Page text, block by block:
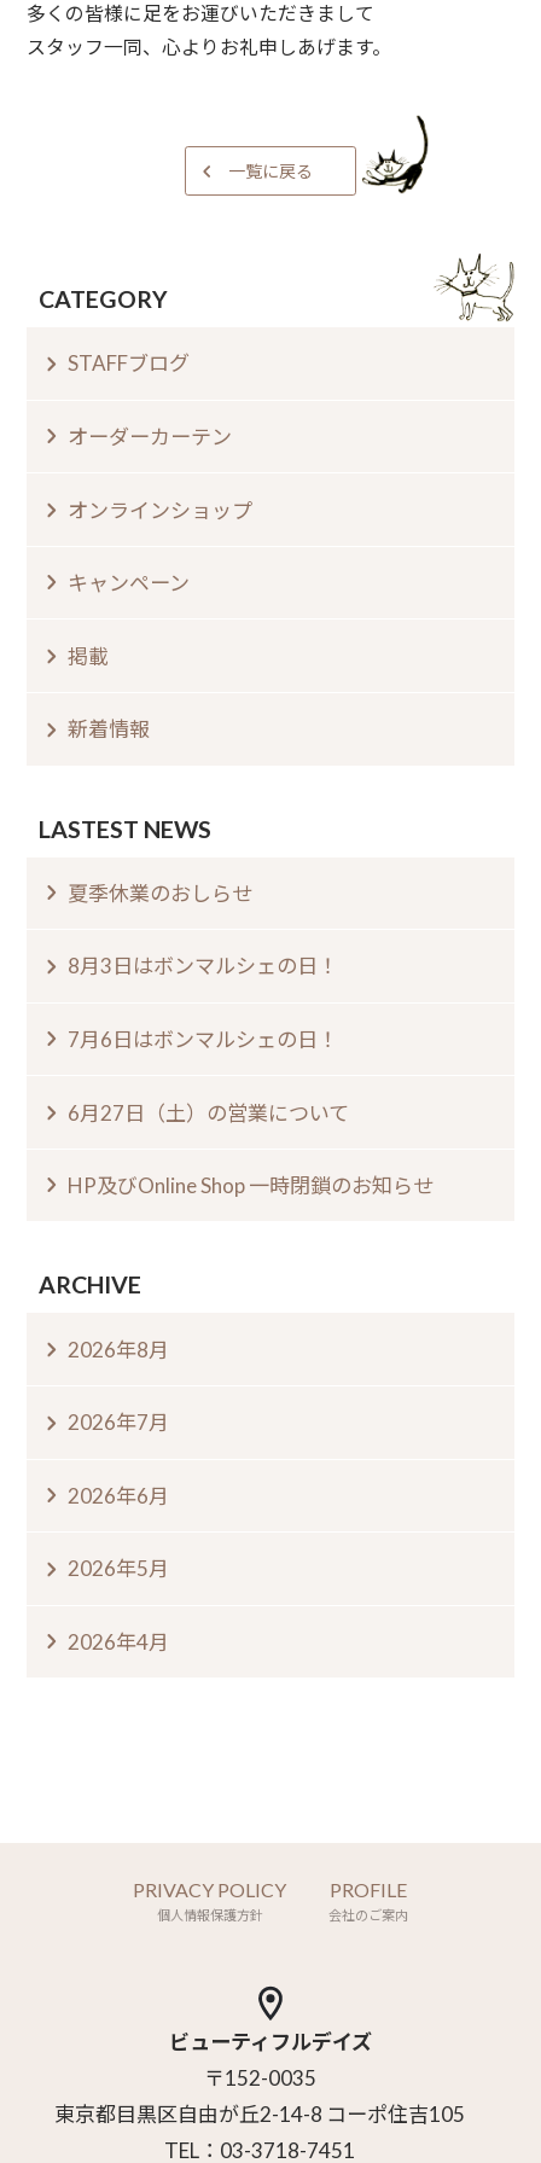
多くの皆様に足をお運びいただきまして
スタッフ一同、心よりお礼申しあげます。
一覧に戻る
CATEGORY
STAFFブログ
オーダーカーテン
オンラインショップ
キャンペーン
掲載
新着情報
LASTEST NEWS
夏季休業のおしらせ⁠
8月3日はボンマルシェの日⁠！⁠ ⁠
7月6日はボンマルシェの日⁠！⁠
6月27日（土）の営業について
HP及びOnline Shop 一時閉鎖のお知らせ
ARCHIVE
2026年8月
2026年7月
2026年6月
2026年5月
2026年4月
PRIVACY POLICY
個人情報保護方針
PROFILE
会社のご案内
ビューティフルデイズ
〒152-0035
東京都目黒区自由が丘2-14-8 コーポ住吉105
TEL：03-3718-7451